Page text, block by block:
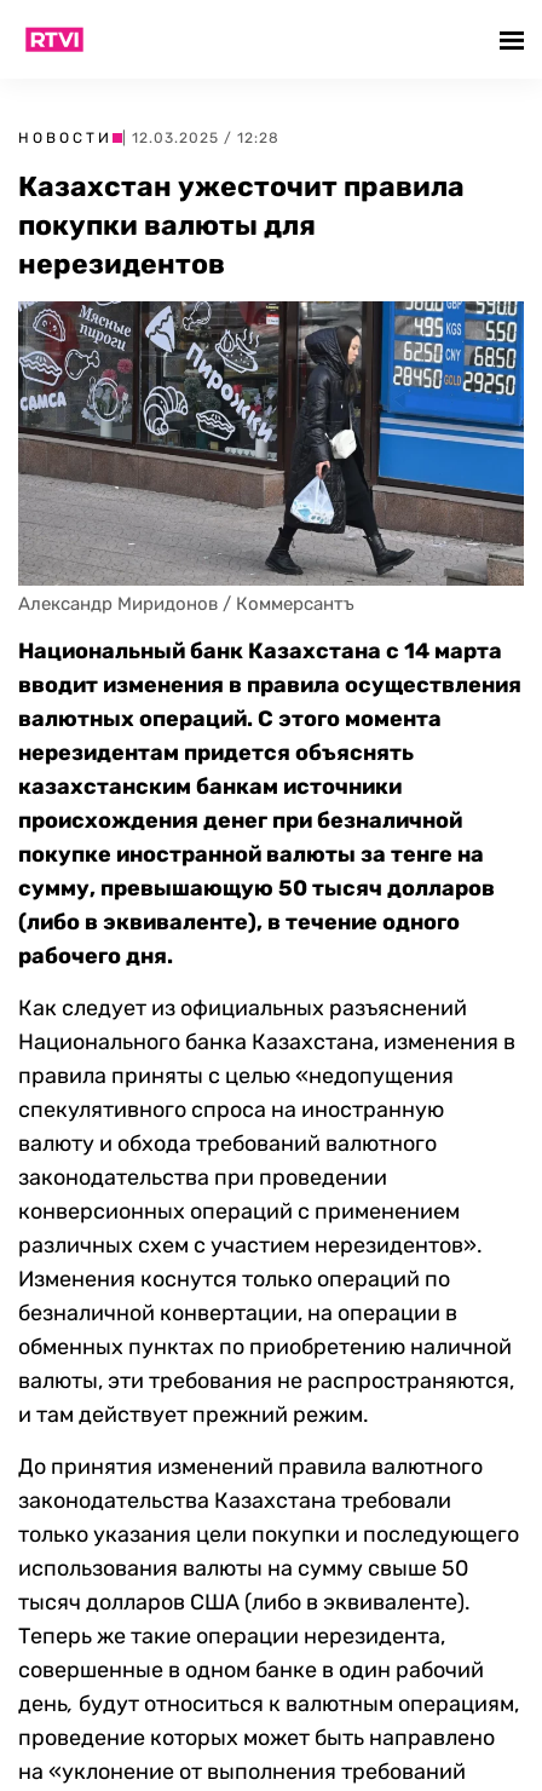
НОВОСТИ | 12.03.2025 / 12:28
Казахстан ужесточит правила
покупки валюты для
нерезидентов
Александр Миридонов / Коммерсантъ
Национальный банк Казахстана с 14 марта
вводит изменения в правила осуществления
валютных операций. С этого момента
нерезидентам придется объяснять
казахстанским банкам источники
происхождения денег при безналичной
покупке иностранной валюты за тенге на
сумму, превышающую 50 тысяч долларов
(либо в эквиваленте), в течение одного
рабочего дня.
Как следует из официальных разъяснений
Национального банка Казахстана, изменения в
правила приняты с целью «недопущения
спекулятивного спроса на иностранную
валюту и обхода требований валютного
законодательства при проведении
конверсионных операций с применением
различных схем с участием нерезидентов».
Изменения коснутся только операций по
безналичной конвертации, на операции в
обменных пунктах по приобретению наличной
валюты, эти требования не распространяются,
и там действует прежний режим.
До принятия изменений правила валютного
законодательства Казахстана требовали
только указания цели покупки и последующего
использования валюты на сумму свыше 50
тысяч долларов США (либо в эквиваленте).
Теперь же такие операции нерезидента,
совершенные в одном банке в один рабочий
день, будут относиться к валютным операциям,
проведение которых может быть направлено
на «уклонение от выполнения требований